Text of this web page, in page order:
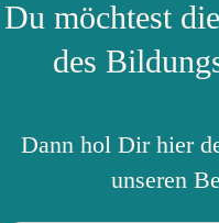
Du möchtest
des
Dann hol Dir hier
unseren